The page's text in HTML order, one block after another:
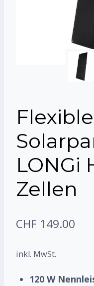
LONGi
Zellen
CHF 149.00
inkl. MwSt.
120 W